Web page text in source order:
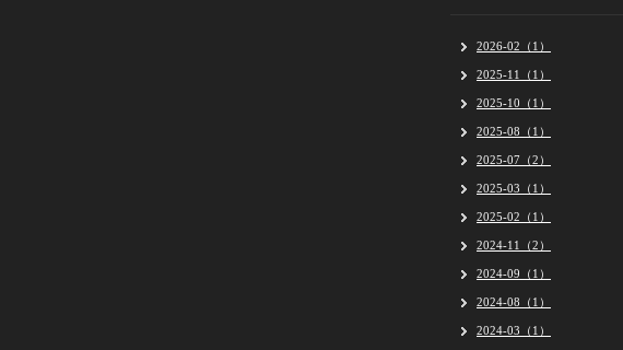
2026-02（1）
2025-11（1）
2025-10（1）
2025-08（1）
2025-07（2）
2025-03（1）
2025-02（1）
2024-11（2）
2024-09（1）
2024-08（1）
2024-03（1）